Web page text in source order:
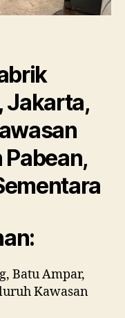
Jakarta,
Batu Ampar,
Kawasan